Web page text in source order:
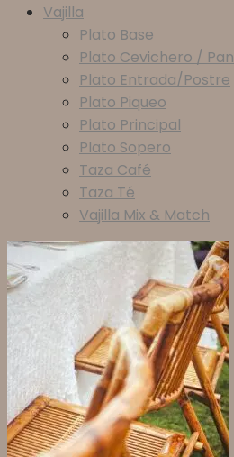
Vajilla
Plato Base
Plato Cevichero / Pan
Plato Entrada/Postre
Plato Piqueo
Plato Principal
Plato Sopero
Taza Café
Taza Té
Vajilla Mix & Match